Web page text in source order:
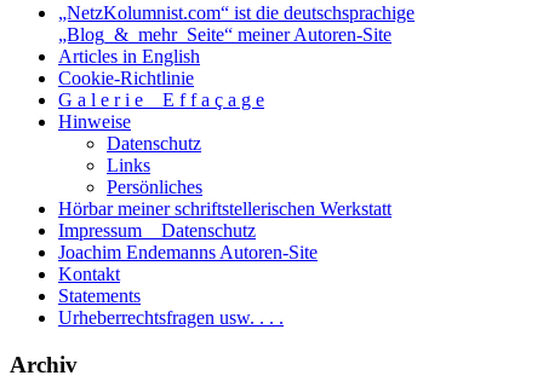
„NetzKolumnist.com“ ist die deutschsprachige
„Blog_&_mehr_Seite“ meiner Autoren-Site
Articles in English
Cookie-Richtlinie
G a l e r i e _ E f f a ç a g e
Hinweise
Datenschutz
Links
Persönliches
Hörbar meiner schriftstellerischen Werkstatt
Impressum _ Datenschutz
Joachim Endemanns Autoren-Site
Kontakt
Statements
Urheberrechtsfragen usw. . . .
Archiv